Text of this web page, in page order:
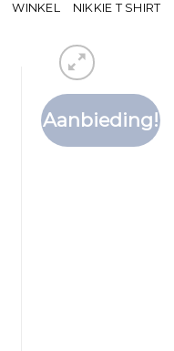
WINKEL NIKKIE T SHIRT
Aanbieding!